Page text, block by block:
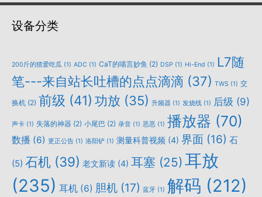
设备分类
200斤的猹爱吃瓜 (1) ADC (1) CaT的喵言妙鱼 (2) DSP (1) Hi-End (1) L7随
笔---来自站长吐槽的点点滴滴 (37) TWS (1) 交
换机 (2) 前级 (41) 功放 (35) 升频器 (1) 发烧线 (1) 后级 (9)
声卡 (1) 失落的神器 (2) 小尾巴 (2) 录音 (1) 恶恶 (1) 播放器 (70)
数播 (6) 更正公告 (1) 洛阳铲 (1) 测量科普视频 (4) 界面 (16) 石
(5) 石机 (39) 老文新读 (4) 耳塞 (25) 耳放
(235) 耳机 (6) 胆机 (17) 蓝牙 (1) 解码 (212)